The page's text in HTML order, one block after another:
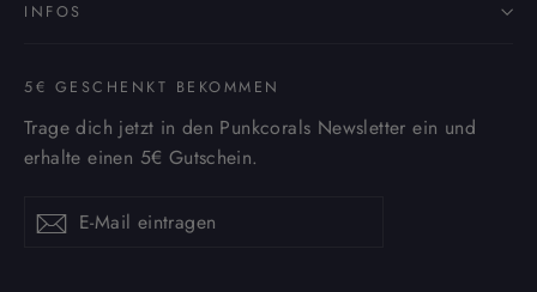
INFOS
5€ GESCHENKT BEKOMMEN
Trage dich jetzt in den Punkcorals Newsletter ein und
erhalte einen 5€ Gutschein.
E-
Mail
AbonnierenAbonnieren